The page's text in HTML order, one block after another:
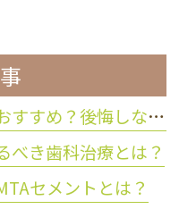
矯正治療はどんな歯医者がおすすめ？後悔しない歯科医院の選び方
べき歯科治療とは？
セメントとは？